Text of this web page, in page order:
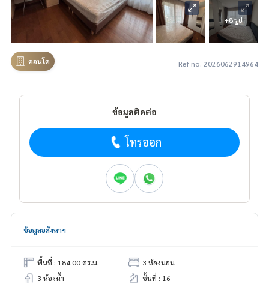
+8 รูป
คอนโด Ref no. 2026062914964
ข้อมูลติดต่อ
โทรออก
ข้อมูลอสังหาฯ
พื้นที่ : 184.00 ตร.ม.
3 ห้องนอน
3 ห้องน้ำ
ชั้นที่ : 16